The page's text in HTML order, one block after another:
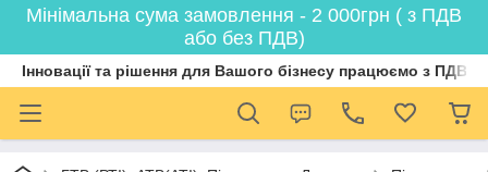
Мінімальна сума замовлення - 2 000грн ( з ПДВ
або без ПДВ)
Інновації та рішення для Вашого бізнесу працюємо з ПДВ